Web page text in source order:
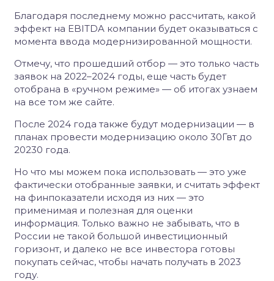
Благодаря последнему можно рассчитать, какой
эффект на EBITDA компании будет оказываться с
момента ввода модернизированной мощности.
Отмечу, что прошедший отбор — это только часть
заявок на 2022–2024 годы, еще часть будет
отобрана в «ручном режиме» — об итогах узнаем
на все том же сайте.
После 2024 года также будут модернизации — в
планах провести модернизацию около 30Гвт до
20230 года.
Но что мы можем пока использовать — это уже
фактически отобранные заявки, и считать эффект
на финпоказатели исходя из них — это
применимая и полезная для оценки
информация. Только важно не забывать, что в
России не такой большой инвестиционный
горизонт, и далеко не все инвестора готовы
покупать сейчас, чтобы начать получать в 2023
году.